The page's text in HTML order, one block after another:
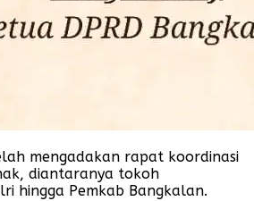
mengadakan rapat koordinasi
diantaranya tokoh
hingga Pemkab Bangkalan.